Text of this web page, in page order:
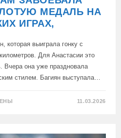
МЕДАЛЬ НА
ИГРАХ,
которая выиграла гонку с
Для Анастасии это
Вчера она уже праздновала
стилем. Багиян выступала…
11.03.2026